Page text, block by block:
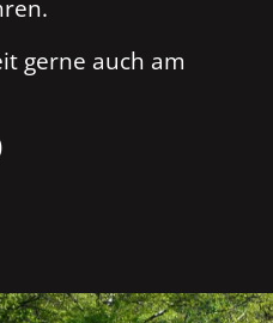
gerne auch am